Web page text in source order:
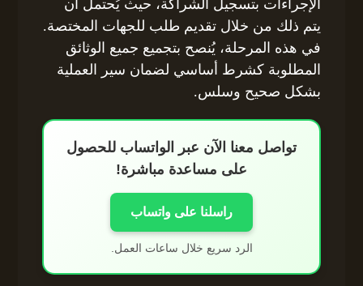
الإجراءات بتسجيل الشراكة، حيث يُحتمل أن
يتم ذلك من خلال تقديم طلب للجهات المختصة.
في هذه المرحلة، يُنصح بتجميع جميع الوثائق
المطلوبة كشرط أساسي لضمان سير العملية
بشكل صحيح وسلس.
تواصل معنا الآن عبر الواتساب للحصول
على مساعدة مباشرة!
راسلنا على واتساب
الرد سريع خلال ساعات العمل.